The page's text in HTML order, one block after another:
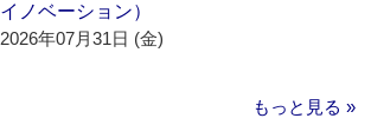
イノベーション）
2026年07月31日 (金)
もっと見る »